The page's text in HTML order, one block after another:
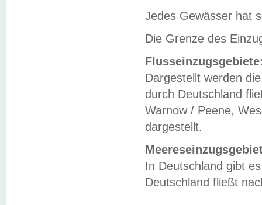
Jedes Gewässer hat
Die Grenze des
Dargestellt werden
durch Deutschland
Warnow / Peene,
dargestellt.
In Deutschland gibt
Deutschland fließt